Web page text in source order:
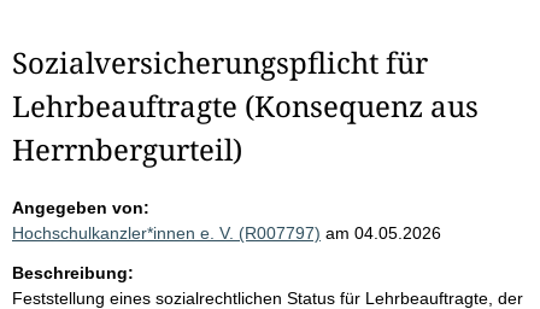
Sozialversicherungspflicht für
Lehrbeauftragte (Konsequenz aus
Herrnbergurteil)
Angegeben von:
Hochschulkanzler*innen e. V. (R007797) am 04.05.2026
Beschreibung:
Feststellung eines sozialrechtlichen Status für Lehrbeauftragte, der